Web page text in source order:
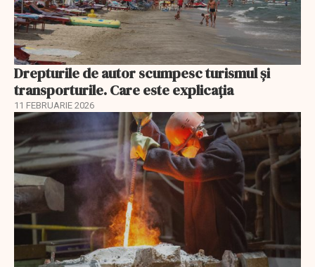
Drepturile de autor scumpesc turismul și
transporturile. Care este explicația
11 FEBRUARIE 2026